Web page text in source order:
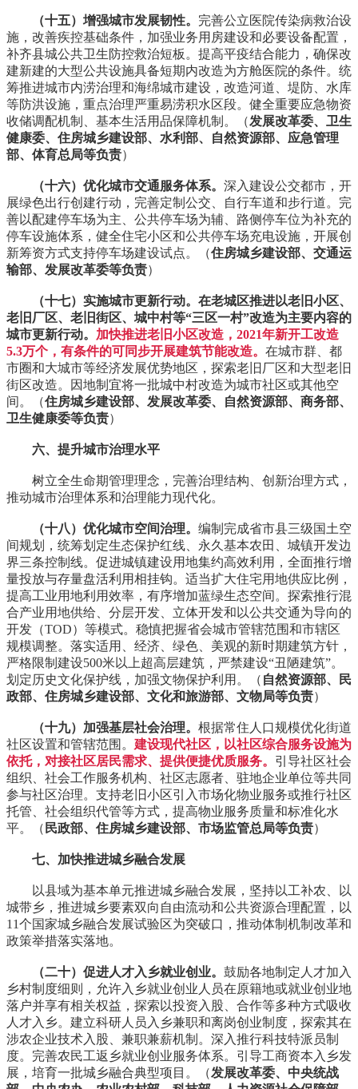
（十五）增强城市发展韧性。 完善公立医院传染病救治设
施，改善疾控基础条件，加强业务用房建设和必要设备配置，
补齐县城公共卫生防控救治短板。提高平疫结合能力，确保改
建新建的大型公共设施具备短期内改造为方舱医院的条件。统
筹推进城市内涝治理和海绵城市建设，改造河道、堤防、水库
等防洪设施，重点治理严重易涝积水区段。健全重要应急物资
收储调配机制、基本生活用品保障机制。（发展改革委、卫生
健康委、住房城乡建设部、水利部、自然资源部、应急管理
部、体育总局等负责）
（十六）优化城市交通服务体系。 深入建设公交都市，开
展绿色出行创建行动，完善定制公交、自行车道和步行道。完
善以配建停车场为主、公共停车场为辅、路侧停车位为补充的
停车设施体系，健全住宅小区和公共停车场充电设施，开展创
新筹资方式支持停车场建设试点。（住房城乡建设部、交通运
输部、发展改革委等负责）
（十七）实施城市更新行动。 在老城区推进以老旧小区、
老旧厂区、老旧街区、城中村等“三区一村”改造为主要内容的
城市更新行动。 加快推进老旧小区改造，2021年新开工改造
5.3万个，有条件的可同步开展建筑节能改造。 在城市群、都
市圈和大城市等经济发展优势地区，探索老旧厂区和大型老旧
街区改造。因地制宜将一批城中村改造为城市社区或其他空
间。（住房城乡建设部、发展改革委、自然资源部、商务部、
卫生健康委等负责）
六、提升城市治理水平
树立全生命期管理理念，完善治理结构、创新治理方式，
推动城市治理体系和治理能力现代化。
（十八）优化城市空间治理。 编制完成省市县三级国土空
间规划，统筹划定生态保护红线、永久基本农田、城镇开发边
界三条控制线。促进城镇建设用地集约高效利用，全面推行增
量投放与存量盘活利用相挂钩。适当扩大住宅用地供应比例，
提高工业用地利用效率，有序增加蓝绿生态空间。探索推行混
合产业用地供给、分层开发、立体开发和以公共交通为导向的
开发（TOD）等模式。稳慎把握省会城市管辖范围和市辖区
规模调整。落实适用、经济、绿色、美观的新时期建筑方针，
严格限制建设500米以上超高层建筑，严禁建设“丑陋建筑”。
划定历史文化保护线，加强文物保护利用。（ 自然资源部、民
政部、住房城乡建设部、文化和旅游部、文物局等负责）
（十九）加强基层社会治理。 根据常住人口规模优化街道
社区设置和管辖范围。 建设现代社区，以社区综合服务设施为
依托，对接社区居民需求、提供便捷优质服务。 引导社区社会
组织、社会工作服务机构、社区志愿者、驻地企业单位等共同
参与社区治理。支持老旧小区引入市场化物业服务或推行社区
托管、社会组织代管等方式，提高物业服务质量和标准化水
平。（ 民政部、住房城乡建设部、市场监管总局等负责）
七、加快推进城乡融合发展
以县域为基本单元推进城乡融合发展，坚持以工补农、以
城带乡，推进城乡要素双向自由流动和公共资源合理配置，以
11个国家城乡融合发展试验区为突破口，推动体制机制改革和
政策举措落实落地。
（二十）促进人才入乡就业创业。 鼓励各地制定人才加入
乡村制度细则，允许入乡就业创业人员在原籍地或就业创业地
落户并享有相关权益，探索以投资入股、合作等多种方式吸收
人才入乡。建立科研人员入乡兼职和离岗创业制度，探索其在
涉农企业技术入股、兼职兼薪机制。深入推行科技特派员制
度。完善农民工返乡就业创业服务体系。引导工商资本入乡发
展，培育一批城乡融合典型项目。（发展改革委、中央统战